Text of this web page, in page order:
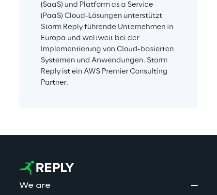
(SaaS) und Platform as a Service
(PaaS) Cloud-Lösungen unterstützt
Storm Reply führende Unternehmen in
Europa und weltweit bei der
Implementierung von Cloud-basierten
Systemen und Anwendungen. Storm
Reply ist ein AWS Premier Consulting
Partner.
We are